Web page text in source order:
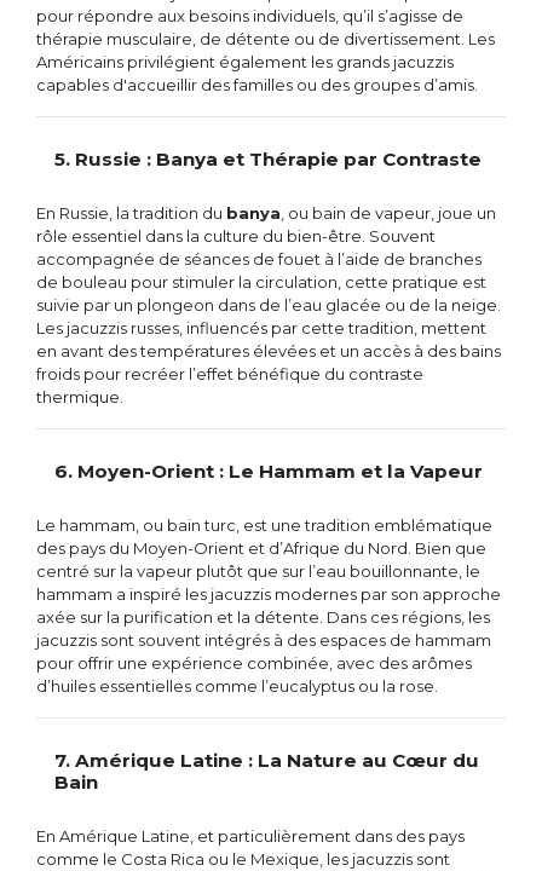
pour répondre aux besoins individuels, qu’il s’agisse de
thérapie musculaire, de détente ou de divertissement. Les
Américains privilégient également les grands jacuzzis
capables d'accueillir des familles ou des groupes d’amis.
5. Russie : Banya et Thérapie par Contraste
En Russie, la tradition du banya , ou bain de vapeur, joue un
rôle essentiel dans la culture du bien-être. Souvent
accompagnée de séances de fouet à l’aide de branches
de bouleau pour stimuler la circulation, cette pratique est
suivie par un plongeon dans de l’eau glacée ou de la neige.
Les jacuzzis russes, influencés par cette tradition, mettent
en avant des températures élevées et un accès à des bains
froids pour recréer l’effet bénéfique du contraste
thermique.
6. Moyen-Orient : Le Hammam et la Vapeur
Le hammam, ou bain turc, est une tradition emblématique
des pays du Moyen-Orient et d’Afrique du Nord. Bien que
centré sur la vapeur plutôt que sur l’eau bouillonnante, le
hammam a inspiré les jacuzzis modernes par son approche
axée sur la purification et la détente. Dans ces régions, les
jacuzzis sont souvent intégrés à des espaces de hammam
pour offrir une expérience combinée, avec des arômes
d’huiles essentielles comme l’eucalyptus ou la rose.
7. Amérique Latine : La Nature au Cœur du
Bain
En Amérique Latine, et particulièrement dans des pays
comme le Costa Rica ou le Mexique, les jacuzzis sont